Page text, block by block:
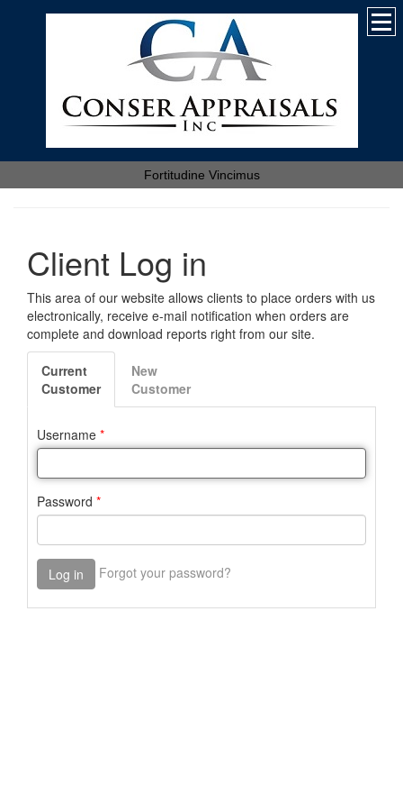
Fortitudine Vincimus